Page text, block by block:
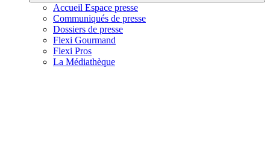
Accueil Espace presse
Communiqués de presse
Dossiers de presse
Flexi Gourmand
Flexi Pros
La Médiathèque